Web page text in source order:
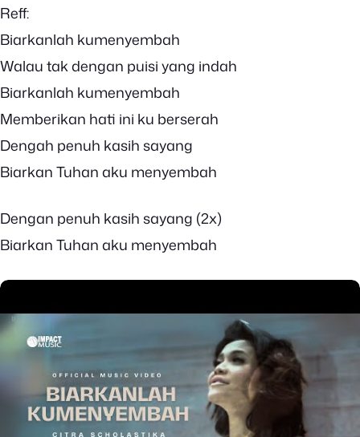
Reff:
Biarkanlah kumenyembah
Walau tak dengan puisi yang indah
Biarkanlah kumenyembah
Memberikan hati ini ku berserah
Dengah penuh kasih sayang
Biarkan Tuhan aku menyembah
Dengan penuh kasih sayang (2x)
Biarkan Tuhan aku menyembah